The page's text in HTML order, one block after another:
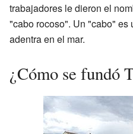
trabajadores le dieron el
"cabo rocoso". Un "cabo" es
adentra en el mar.
¿Cómo se fundó